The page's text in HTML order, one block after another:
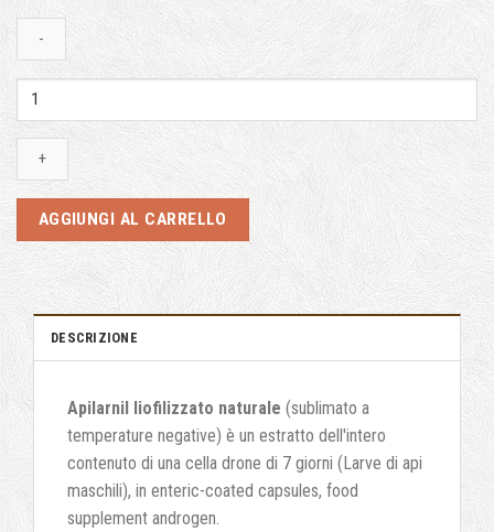
Apilarnil:
100
g
40000
Mg
quantità
AGGIUNGI AL CARRELLO
DESCRIZIONE
Apilarnil liofilizzato naturale (sublimato a
temperature negative) è un estratto dell'intero
contenuto di una cella drone di 7 giorni (Larve di api
maschili), in enteric-coated capsules, food
supplement androgen.